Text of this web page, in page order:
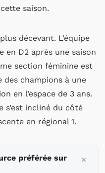
saison.
décevant. L’équipe
en D2 après une saison
section féminine est
des champions à une
en l’espace de 3 ans.
s’est incliné du côté
en régional 1.
préférée sur